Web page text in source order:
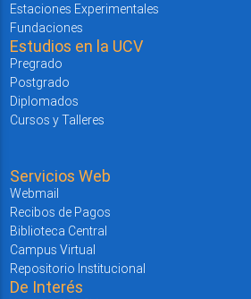
Estaciones Experimentales
Fundaciones
Estudios en la UCV
Pregrado
Postgrado
Diplomados
Cursos y Talleres
Servicios Web
Webmail
Recibos de Pagos
Biblioteca Central
Campus Virtual
Repositorio Institucional
De Interés